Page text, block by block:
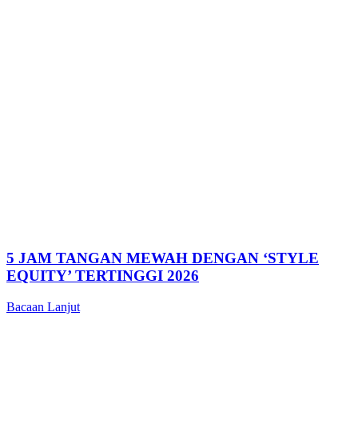
5 JAM TANGAN MEWAH DENGAN ‘STYLE
EQUITY’ TERTINGGI 2026
Bacaan Lanjut